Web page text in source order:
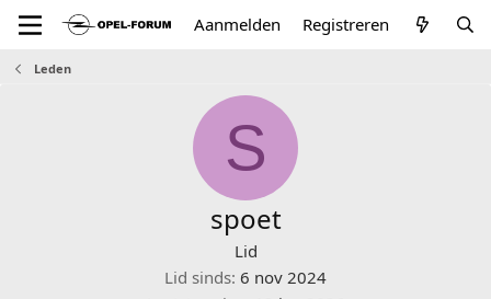
Aanmelden Registreren
Leden
S
spoet
Lid
Lid sinds 6 nov 2024